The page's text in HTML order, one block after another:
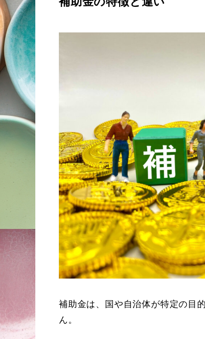
補助金は、国や自治体が特定の目
ん。